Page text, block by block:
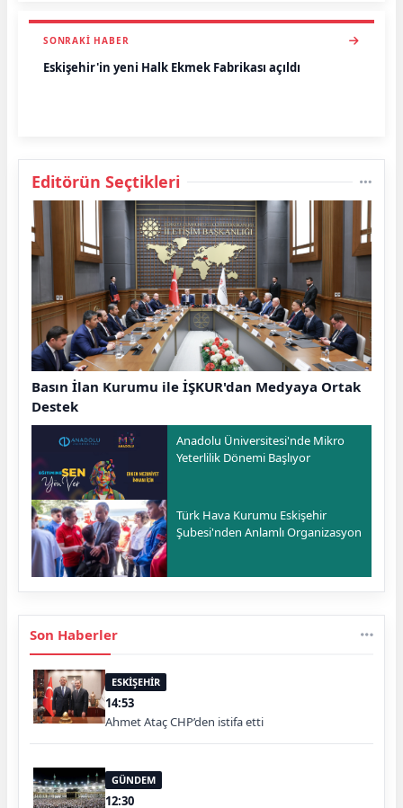
SONRAKI HABER
Eskişehir'in yeni Halk Ekmek Fabrikası açıldı
Editörün Seçtikleri
Basın İlan Kurumu ile İŞKUR'dan Medyaya Ortak
Destek
Anadolu Üniversitesi'nde Mikro
Yeterlilik Dönemi Başlıyor
Türk Hava Kurumu Eskişehir
Şubesi'nden Anlamlı Organizasyon
Son Haberler
ESKİŞEHİR
14:53
Ahmet Ataç CHP’den istifa etti
GÜNDEM
12:30